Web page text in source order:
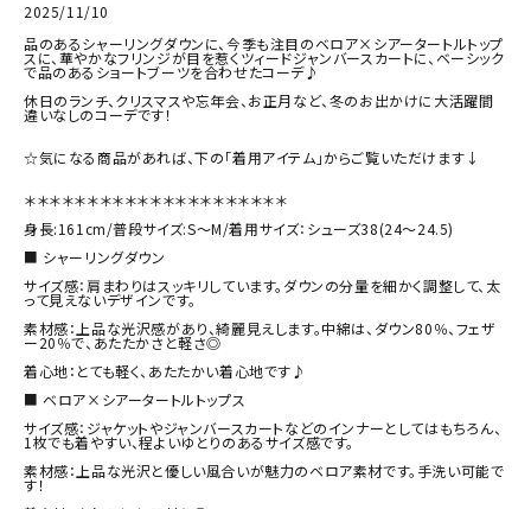
2025/11/10
品のあるシャーリングダウンに、今季も注目のベロア×シアータートルトップ
スに、華やかなフリンジが目を惹くツィードジャンバースカートに、ベーシック
で品のあるショートブーツを合わせたコーデ♪
休日のランチ、クリスマスや忘年会、お正月など、冬のお出かけに大活躍間
違いなしのコーデです！
☆気になる商品があれば、下の「着用アイテム」からご覧いただけます↓
＊＊＊＊＊＊＊＊＊＊＊＊＊＊＊＊＊＊＊＊＊
身長:161cm/普段サイズ:S〜M/着用サイズ：シューズ38(24～24.5)
■ シャーリングダウン
サイズ感：肩まわりはスッキリしています。ダウンの分量を細かく調整して、太
って見えないデザインです。
素材感：上品な光沢感があり、綺麗見えします。中綿は、ダウン80％、フェザ
ー20％で、あたたかさと軽さ◎
着心地：とても軽く、あたたかい着心地です♪
■ ベロア×シアータートルトップス
サイズ感：ジャケットやジャンバースカートなどのインナーとしてはもちろん、
1枚でも着やすい、程よいゆとりのあるサイズ感です。
素材感：上品な光沢と優しい風合いが魅力のベロア素材です。手洗い可能で
す！